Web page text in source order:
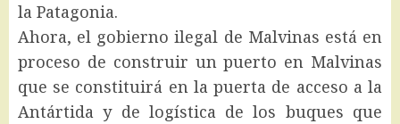
la Patagonia.
Ahora, el gobierno ilegal de Malvinas está en
proceso de construir un puerto en Malvinas
que se constituirá en la puerta de acceso a la
Antártida y de logística de los buques que